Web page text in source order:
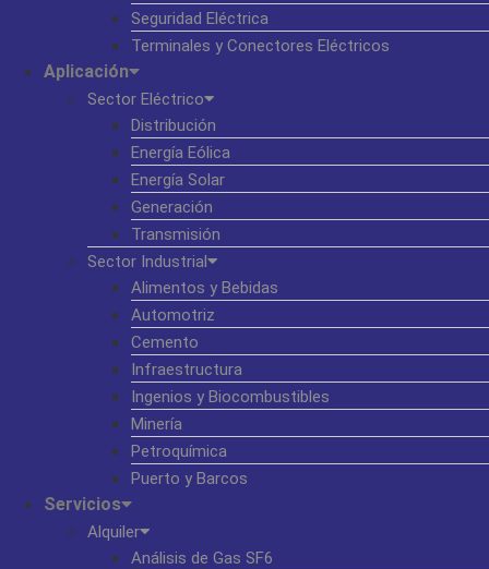
Seguridad Eléctrica
Terminales y Conectores Eléctricos
Aplicación
Sector Eléctrico
Distribución
Energía Eólica
Energía Solar
Generación
Transmisión
Sector Industrial
Alimentos y Bebidas
Automotriz
Cemento
Infraestructura
Ingenios y Biocombustibles
Minería
Petroquímica
Puerto y Barcos
Servicios
Alquiler
Análisis de Gas SF6